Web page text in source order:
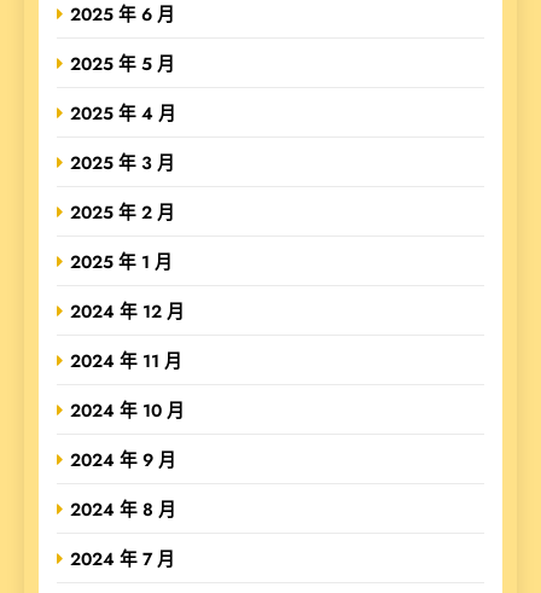
2025 年 6 月
2025 年 5 月
2025 年 4 月
2025 年 3 月
2025 年 2 月
2025 年 1 月
2024 年 12 月
2024 年 11 月
2024 年 10 月
2024 年 9 月
2024 年 8 月
2024 年 7 月